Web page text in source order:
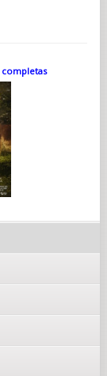
completas